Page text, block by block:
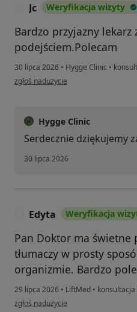
Jc Weryfikacja wizyty
Bardzo przyjazny
podejściem.Polecam
30 lipca 2026 • Hygge Clinic •
w opinii użytkownika Jc
zgłoś nadużycie
Hygge Clinic
Serdecznie dziękujemy
30 lipca 2026
Edyta Weryfikacja
Pan Doktor ma świetne
tłumaczy w prosty
organizmie. Bardzo
29 lipca 2026 • LiftMed •
w opinii użytkownika Edyta
zgłoś nadużycie